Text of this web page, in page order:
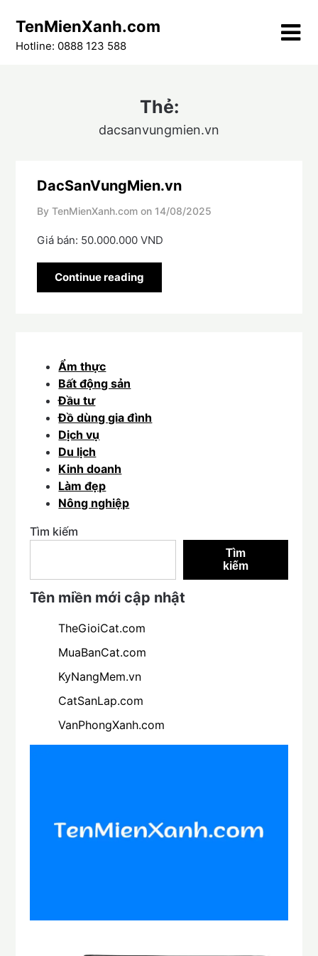
content
TenMienXanh.com
Hotline: 0888 123 588
Thẻ:
dacsanvungmien.vn
DacSanVungMien.vn
By TenMienXanh.com on 14/08/2025
Giá bán: 50.000.000 VND
Continue reading
Ẩm thực
Bất động sản
Đầu tư
Đồ dùng gia đình
Dịch vụ
Du lịch
Kinh doanh
Làm đẹp
Nông nghiệp
Tìm kiếm
Tìm
kiếm
Tên miền mới cập nhật
TheGioiCat.com
MuaBanCat.com
KyNangMem.vn
CatSanLap.com
VanPhongXanh.com